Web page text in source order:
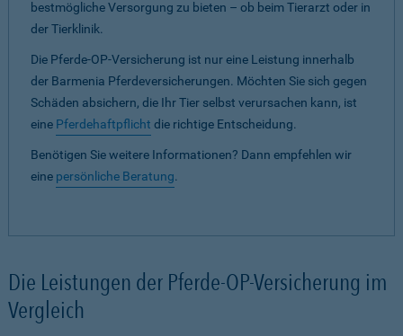
bestmögliche Versorgung zu bieten – ob beim Tierarzt oder in
der Tierklinik.
Die Pferde-OP-Versicherung ist nur eine Leistung innerhalb
der Barmenia Pferdeversicherungen. Möchten Sie sich gegen
Schäden absichern, die Ihr Tier selbst verursachen kann, ist
eine Pferdehaftpflicht die richtige Entscheidung.
Benötigen Sie weitere Informationen? Dann empfehlen wir
eine persönliche Beratung.
Die Leistungen der Pferde-OP-Versicherung im
Vergleich